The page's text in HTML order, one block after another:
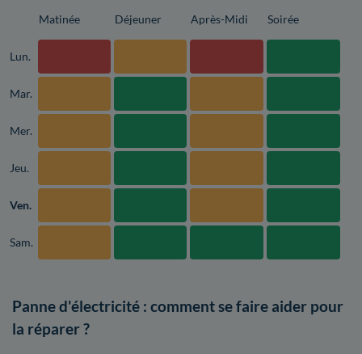
Matinée Déjeuner Après-Midi Soirée
Lun.
Mar.
Mer.
Jeu.
Ven.
Sam.
Panne d'électricité : comment se faire aider pour
la réparer ?